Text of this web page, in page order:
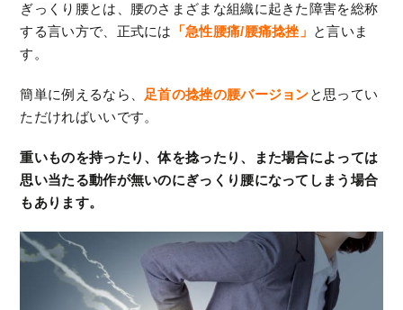
ぎっくり腰とは、腰のさまざまな組織に起きた障害を総称
する言い方で、正式には
「急性腰痛/腰痛捻挫」 と言いま
す。
簡単に例えるなら、 足首の捻挫の腰バージョンと思ってい
ただければいいです。
重いものを持ったり、体を捻ったり、また場合によっては
思い当たる動作が無いのにぎっくり腰になってしまう場合
もあります。